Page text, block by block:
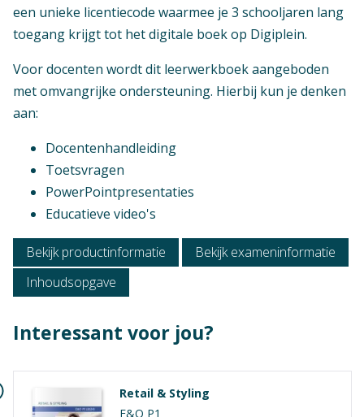
een unieke licentiecode waarmee je 3 schooljaren lang
toegang krijgt tot het digitale boek op Digiplein.
Voor docenten wordt dit leerwerkboek aangeboden
met omvangrijke ondersteuning. Hierbij kun je denken
aan:
Docentenhandleiding
Toetsvragen
PowerPointpresentaties
Educatieve video's
Bekijk productinformatie
Bekijk exameninformatie
Inhoudsopgave
Interessant voor jou?
Retail & Styling
E&O P1